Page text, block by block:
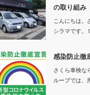
の取り組み
こんにちは。
シラマです。
感染防止徹
さくら車検な
ループでは、